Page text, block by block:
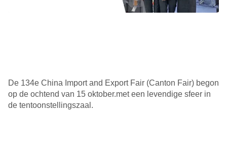
De 134e China Import and Export Fair (Canton Fair) begon
op de ochtend van 15 oktober.met een levendige sfeer in
de tentoonstellingszaal.